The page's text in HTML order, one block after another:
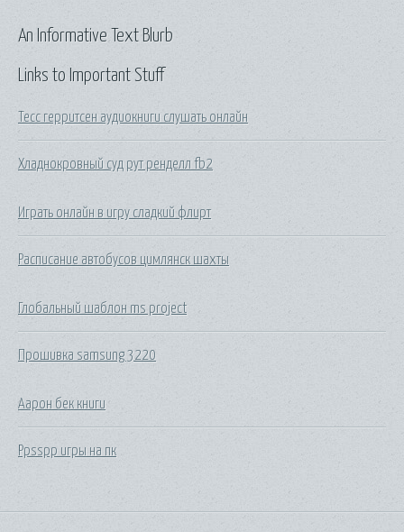
Links to Important Stuff
Тесс герритсен аудиокниги слушать онлайн
Хладнокровный суд рут ренделл fb2
Играть онлайн в игру сладкий флирт
Расписание автобусов цимлянск шахты
Глобальный шаблон ms project
Прошивка samsung 3220
Аарон бек книги
Ppsspp игры на пк
An Informative Text Blurb